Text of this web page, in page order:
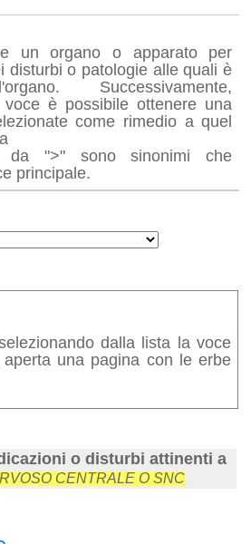
un organo o apparato per
disturbi o patologie alle quali è
Successivamente,
è possibile ottenere una
come rimedio a quel
da ">" sono sinonimi che
principale.
dalla lista la voce
una pagina con le erbe
o disturbi attinenti a
CENTRALE O SNC